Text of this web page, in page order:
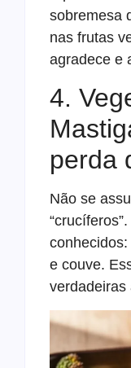
sobremesa
nas frutas
agradece e
4.
perda
Não se
e couve.
verdadeiras